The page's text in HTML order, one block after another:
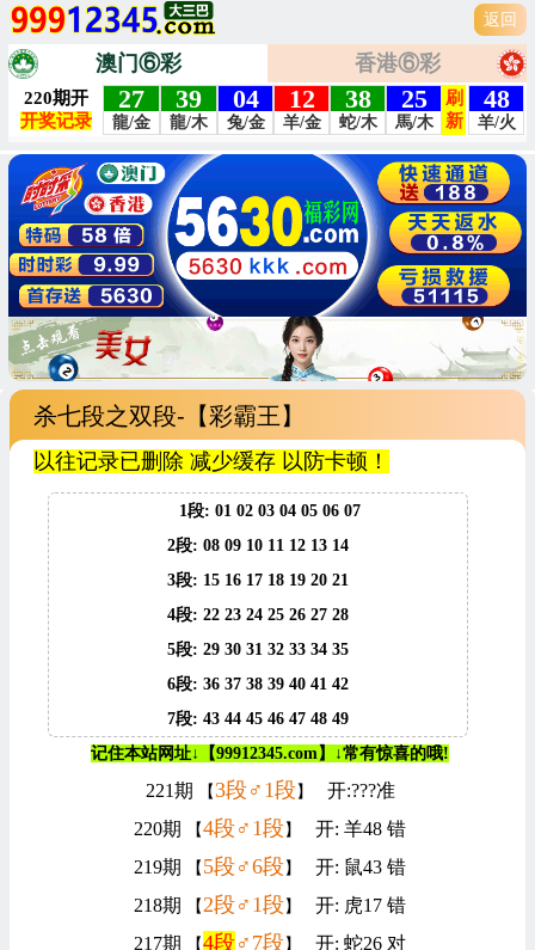
返回
澳门⑥彩 香港⑥彩